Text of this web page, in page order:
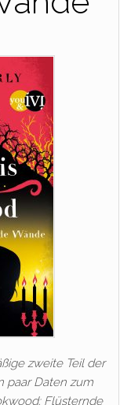
zweite Teil der
paar Daten zum
Flüsternde